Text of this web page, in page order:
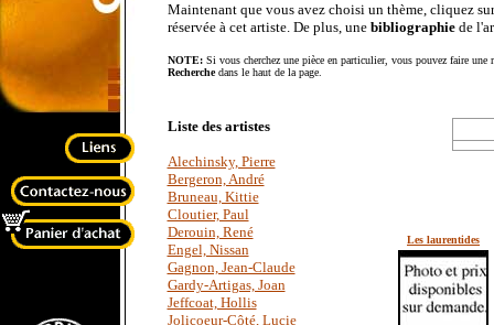
Maintenant que vous avez choisi un thème, cliquez
réservée à cet artiste. De plus, une bibliographiede
NOTE:Si vous cherchez une pièce en particulier, vous pouvez faire une
Recherchedans le haut de la page.
Liste des artistes
Alechinsky, Pierre
Bergeron, André
Bruneau, Kittie
Cloutier, Paul
Derouin, René
Engel, Nissan
Gagnon, Jean-Claude
Gardy-Artigas, Joan
Jeffcoat, Hollis
Jolicoeur-Côté, Lucie
Les laurentides